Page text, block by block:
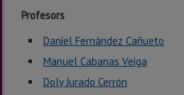
Profesors
Daniel Fernández Cañueto
Manuel Cabanas Veiga
Doly Jurado Cerrón